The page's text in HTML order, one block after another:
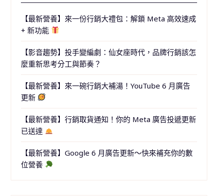
【最新營養】來一份行銷大禮包：解鎖 Meta 高效速成
+ 新功能
【影音趨勢】投手變編劇：仙女座時代，品牌行銷該怎
麼重新思考分工與節奏？
【最新營養】來一碗行銷大補湯！YouTube 6 月廣告
更新
【最新營養】行銷取貨通知！你的 Meta 廣告投遞更新
已送達
【最新營養】Google 6 月廣告更新～快來補充你的數
位營養